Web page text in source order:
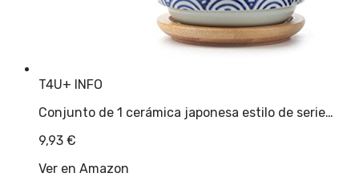
T4U+ INFO
Conjunto de 1 cerámica japonesa estilo de serie…
9,93 €
Ver en Amazon